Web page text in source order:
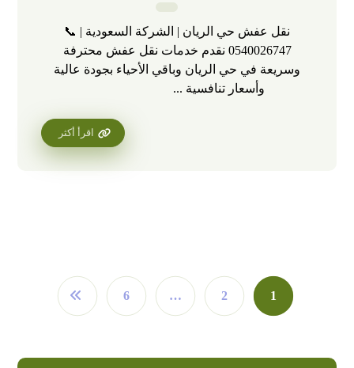
نقل عفش حي الريان | الشركة السعودية | 📞
0540026747 نقدم خدمات نقل عفش محترفة
وسريعة في حي الريان وباقي الأحياء بجودة عالية
وأسعار تنافسية ...
اقرأ أكثر
1
2
…
6